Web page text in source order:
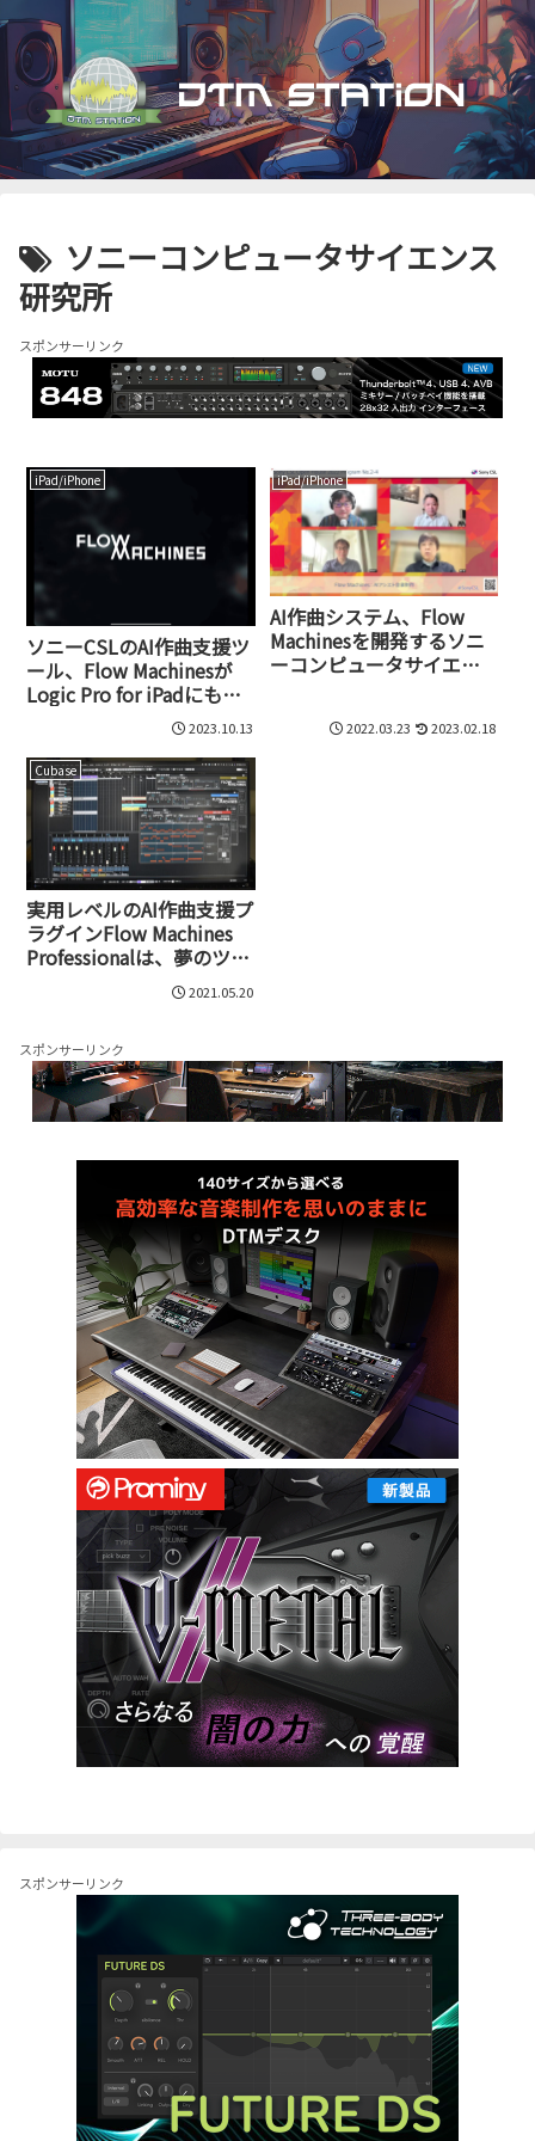
ソニーコンピュータサイエンス
研究所
スポンサーリンク
iPad/iPhone
ソニーCSLのAI作曲支援ツ
ール、Flow Machinesが
Logic Pro for iPadにも対
応。iPadユーザーなら誰
でもAI作曲を無料で使え
る！
2023.10.13
iPad/iPhone
AI作曲システム、Flow
Machinesを開発するソニ
ーコンピュータサイエン
2022.03.23 2023.02.18
Cubase
実用レベルのAI作曲支援プ
ラグインFlow Machines
Professionalは、夢のツー
ルになりえるのか!?
Cubase上で実験される最
2021.05.20
スポンサーリンク
スポンサーリンク